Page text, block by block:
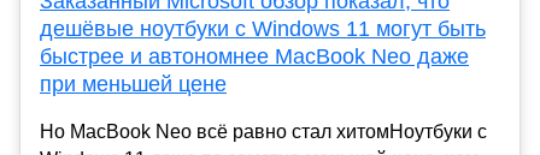
дешёвые ноутбуки с Windows 11 могут быть
быстрее и автономнее MacBook Neo даже
при меньшей цене
Но MacBook Neo всё равно стал хитомНоутбуки с